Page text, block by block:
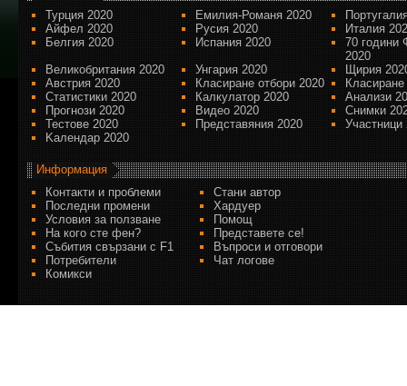
Турция 2020
Емилия-Романя 2020
Айфел 2020
Русия 2020
Италия
Белгия 2020
Испания 2020
70 години
2020
Великобритания 2020
Унгария 2020
Щирия
Австрия 2020
Класиране отбори 2020
Статистики 2020
Калкулатор 2020
Анализи
Прогнози 2020
Видео 2020
Снимки
Тестове 2020
Представяния 2020
Участници
Kалендар 2020
Информация
Контакти и проблеми
Стани автор
Последни промени
Хардуер
Условия за ползване
Помощ
На кого сте фен?
Представете се!
Събития свързани с F1
Въпроси и отговори
Потребители
Чат логове
Комикси